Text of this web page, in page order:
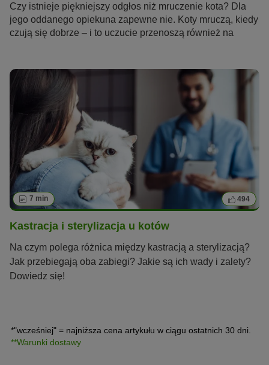
Czy istnieje piękniejszy odgłos niż mruczenie kota? Dla
jego oddanego opiekuna zapewne nie. Koty mruczą, kiedy
czują się dobrze – i to uczucie przenoszą również na
stres. Dlaczego koty mruczą i w jaki sposób produkują ten
ciągły, motoryczny dźwięk?
7 min 494
Kastracja i sterylizacja u kotów
Na czym polega różnica między kastracją a sterylizacją?
Jak przebiegają oba zabiegi? Jakie są ich wady i zalety?
Dowiedz się!
*"wcześniej" = najniższa cena artykułu w ciągu ostatnich 30 dni.
**Warunki dostawy